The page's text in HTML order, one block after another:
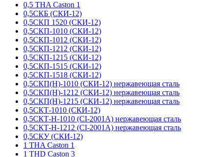
0,5 THA Caston 1
0,5СКБ (СКИ-12)
0,5СКП 1520 (СКИ-12)
0,5СКП-1010 (СКИ-12)
0,5СКП-1012 (СКИ-12)
0,5СКП-1212 (СКИ-12)
0,5СКП-1215 (СКИ-12)
0,5СКП-1515 (СКИ-12)
0,5СКП-1518 (СКИ-12)
0,5СКП(Н)-1010 (СКИ-12) нержавеющая сталь
0,5СКП(Н)-1212 (СКИ-12) нержавеющая сталь
0,5СКП(Н)-1215 (СКИ-12) нержавеющая сталь
0,5СКТ-1010 (СКИ-12)
0,5СКТ-Н-1010 (CI-2001A) нержавеющая сталь
0,5СКТ-Н-1212 (CI-2001A) нержавеющая сталь
0,5СКУ (СКИ-12)
1 THA Caston 1
1 THD Caston 3